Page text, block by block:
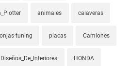
animales calaveras
tuning placas Camiones
Diseños_De_Interiores HONDA